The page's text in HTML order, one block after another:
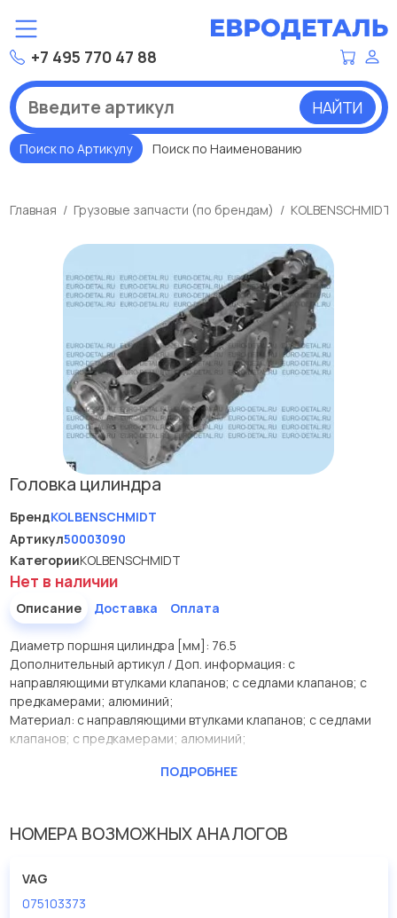
+7 495 770 47 88
НАЙТИ
Поиск по Артикулу Поиск по Наименованию
Главная Грузовые запчасти (по брендам) KOLBENSCHMIDT
Головка цилиндра
БрендKOLBENSCHMIDT
Артикул50003090
КатегорииKOLBENSCHMIDT
Нет в наличии
Описание Доставка Оплата
Диаметр поршня цилиндра [мм]: 76.5
Дополнительный артикул / Доп. информация: с
направляющими втулками клапанов; с седлами клапанов; с
предкамерами; алюминий;
Материал: с направляющими втулками клапанов; с седлами
клапанов; с предкамерами; алюминий;
KOLBENSCHMIDT
Дополнительный артикул /
с направляющими
ПОДРОБНЕЕ
НОМЕРА ВОЗМОЖНЫХ АНАЛОГОВ
VAG
075103373